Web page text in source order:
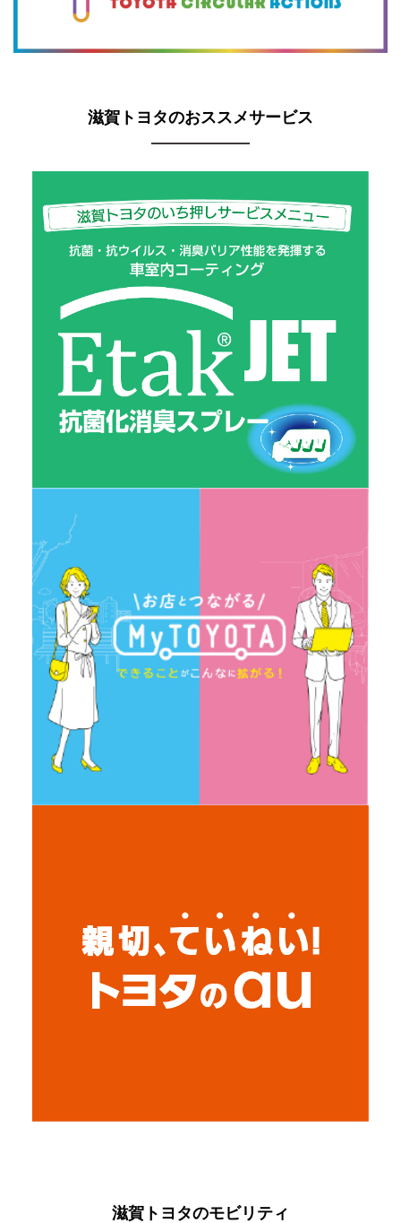
滋賀トヨタのおススメサービス
滋賀トヨタのモビリティ